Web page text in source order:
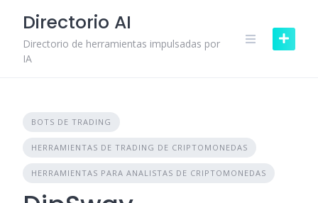
content
Directorio AI
Directorio de herramientas impulsadas por
IA
BOTS DE TRADING
HERRAMIENTAS DE TRADING DE CRIPTOMONEDAS
HERRAMIENTAS PARA ANALISTAS DE CRIPTOMONEDAS